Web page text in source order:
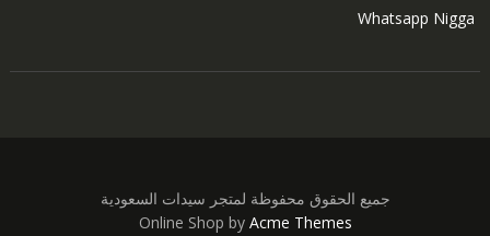
Whatsapp Nigga
جميع الحقوق محفوظة لمتجر سيدات السعودية
Online Shop by Acme Themes